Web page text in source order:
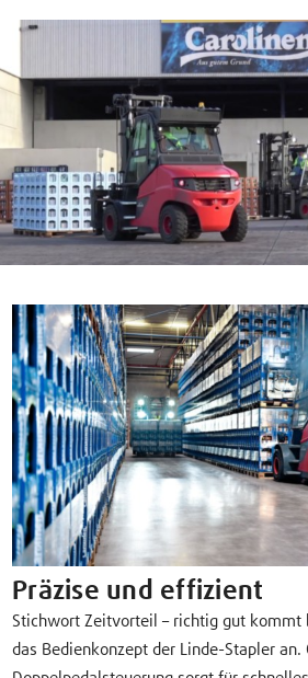
Präzise und effizient
Stichwort Zeitvorteil – richtig gut kommt
das Bedienkonzept der Linde-Stapler an.